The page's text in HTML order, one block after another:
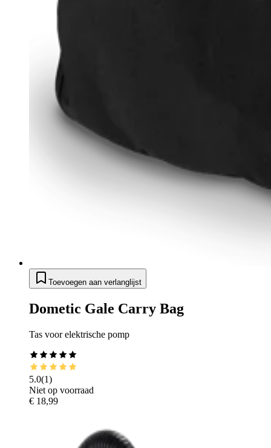
Toevoegen aan verlanglijst
Dometic Gale Carry Bag
Tas voor elektrische pomp
5.0(1)
Niet op voorraad
€ 18,99